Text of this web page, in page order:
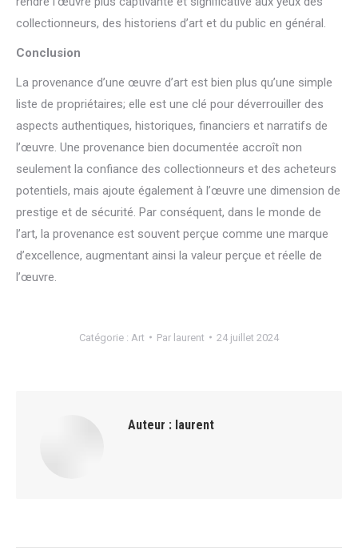
collectionneurs, des historiens d’art et du public en général.
Conclusion
La provenance d’une œuvre d’art est bien plus qu’une simple
liste de propriétaires; elle est une clé pour déverrouiller des
aspects authentiques, historiques, financiers et narratifs de
l’œuvre. Une provenance bien documentée accroît non
seulement la confiance des collectionneurs et des acheteurs
potentiels, mais ajoute également à l’œuvre une dimension de
prestige et de sécurité. Par conséquent, dans le monde de
l’art, la provenance est souvent perçue comme une marque
d’excellence, augmentant ainsi la valeur perçue et réelle de
l’œuvre.
Catégorie : Art Par laurent 24 juillet 2024
Auteur : laurent